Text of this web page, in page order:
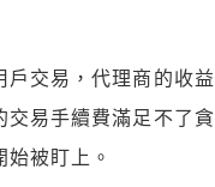
戶交易，代理商的收
交易手續費滿足不了
始被盯上。